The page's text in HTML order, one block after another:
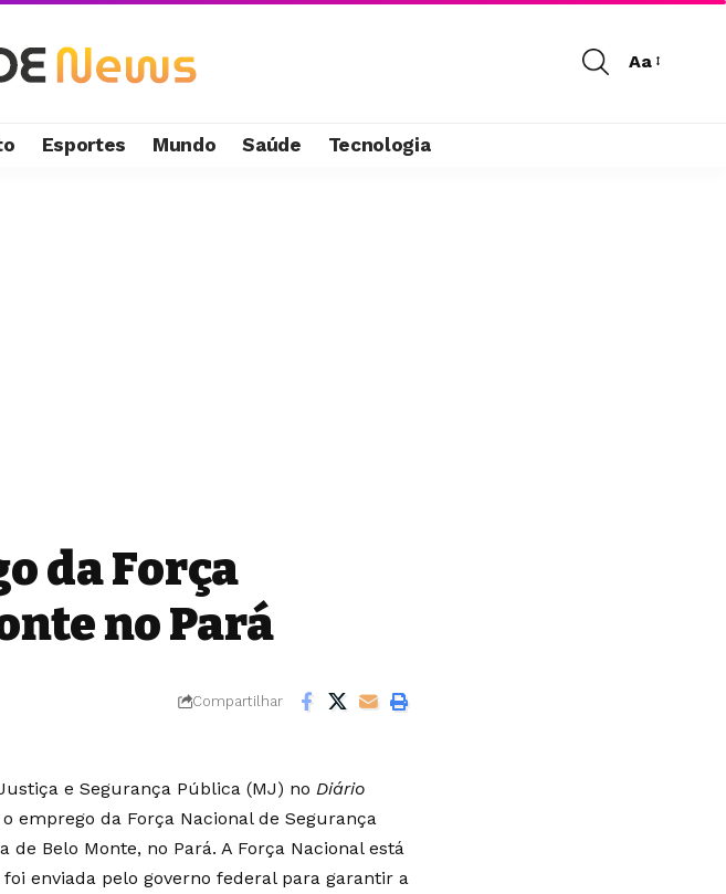
Aa
Esportes Mundo Saúde Tecnologia
da Força
no Pará
Compartilhar
e Segurança Pública (MJ) no Diário
emprego da Força Nacional de Segurança
Belo Monte, no Pará. A Força Nacional está
enviada pelo governo federal para garantir a